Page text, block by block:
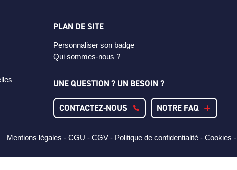
PLAN DE SITE
Personnaliser son badge
Qui sommes-nous ?
UNE QUESTION ? UN BESOIN ?
CONTACTEZ-NOUS NOTRE FAQ
Mentions légales - CGU - CGV - Politique de confidentialité - Cookies -